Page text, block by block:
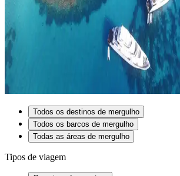
Todos os destinos de mergulho
Todos os barcos de mergulho
Todas as áreas de mergulho
Tipos de viagem